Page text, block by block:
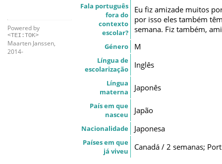
Powered by
<TEI:TOK>
Maarten Janssen,
2014-
Fala português
fora do
contexto
escolar?
Eu fiz amizade muitos
por isso eles também
semana. Fiz também,
Género M
Língua de
escolarização
Inglês
Língua
materna
Japonês
País em que
nasceu
Japão
Nacionalidade Japonesa
Países em que
já viveu
Canadá / 2 semanas;